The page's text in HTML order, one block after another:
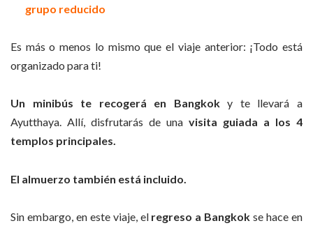
grupo reducido
Es más o menos lo mismo que el viaje anterior: ¡Todo está
organizado para ti!
Un minibús te recogerá en Bangkoky te llevará a
Ayutthaya. Allí, disfrutarás de una visita guiada a los 4
templos principales.
El almuerzo también está incluido.
Sin embargo, en este viaje, el regreso a Bangkokse hace en